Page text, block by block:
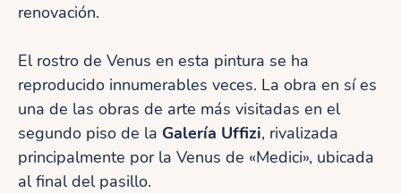
renovación.
El rostro de Venus en esta pintura se ha
reproducido innumerables veces. La obra en sí es
una de las obras de arte más visitadas en el
segundo piso de la Galería Uffizi, rivalizada
principalmente por la Venus de «Medici», ubicada
al final del pasillo.